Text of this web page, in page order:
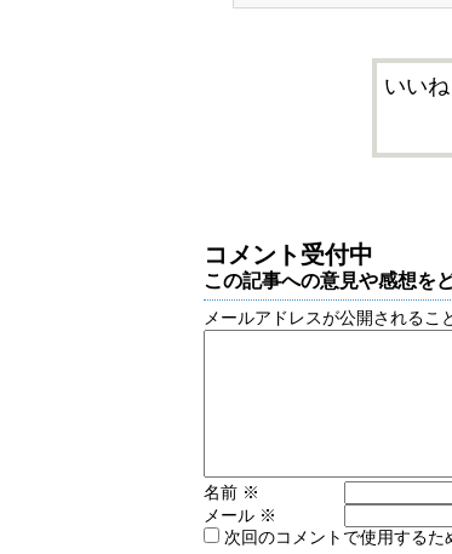
いい
コメント受付中
この記事への意見や感想を
メールアドレスが公開されるこ
名前 ※
メール ※
次回のコメントで使用するた